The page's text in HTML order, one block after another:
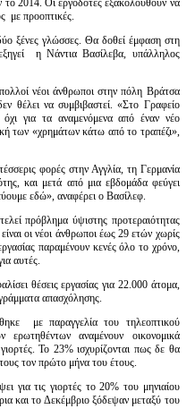
το 2014. Οι εργοδότες εξακολουθούν να
με προοπτικές.
ξένες γλώσσες. Θα δοθεί έμφαση στη
η Νάντια Βασίλεβα, υπάλληλος
νέοι άνθρωποι στην πόλη Βράτσα
θέλει να συμβιβαστεί. «Στο Γραφείο
όχι για τα αναμενόμενα από έναν νέο
των «χρημάτων κάτω από το τραπέζι»,
φορές στην Αγγλία, τη Γερμανία
και μετά από μια εβδομάδα φεύγει
εδώ», αναφέρει ο Βασίλεφ.
πρόβλημα ύψιστης προτεραιότητας
οι νέοι άνθρωποι έως 29 ετών χωρίς
παραμένουν κενές όλο το χρόνο,
αυτές.
θέσεις εργασίας για 22.000 άτομα,
απασχόλησης.
με παραγγελία του τηλεοπτικού
αναμένουν οικονομικά
Το 23% ισχυρίζονται πως δε θα
τον πρώτο μήνα του έτους.
για τις γιορτές το 20% του μηνιαίου
και το Δεκέμβριο ξόδεψαν μεταξύ του